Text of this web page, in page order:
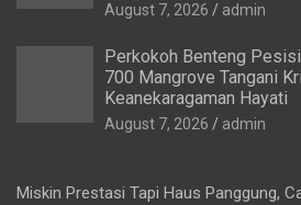
August 7, 2026 admin
Perkokoh Benteng
700 Mangrove Tangani
Keanekaragaman Hayati
August 7, 2026 admin
Miskin Prestasi Tapi Haus Panggung,